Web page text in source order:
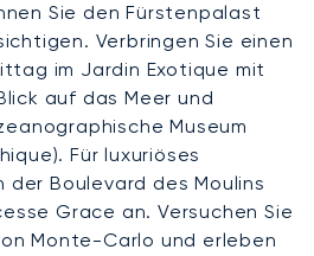
Sie den Fürstenpalast
Verbringen Sie einen
im Jardin Exotique mit
auf das Meer und
Museum
Für luxuriöses
Boulevard des Moulins
Grace an. Versuchen Sie
Monte-Carlo und erleben